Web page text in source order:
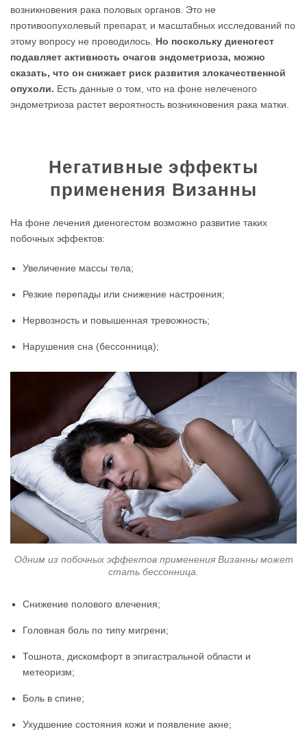
возникновения рака половых органов. Это не
противоопухолевый препарат, и масштабных исследований по
этому вопросу не проводилось. Но поскольку диеногест
подавляет активность очагов эндометриоза, можно
сказать, что он снижает риск развития злокачественной
опухоли. Есть данные о том, что на фоне нелеченого
эндометриоза растет вероятность возникновения рака матки.
Негативные эффекты
применения Визанны
На фоне лечения диеногестом возможно развитие таких
побочных эффектов:
Увеличение массы тела;
Резкие перепады или снижение настроения;
Нервозность и повышенная тревожность;
Нарушения сна (бессонница);
Одним из побочных эффектов применения Визанны может
стать бессонница.
Снижение полового влечения;
Головная боль по типу мигрени;
Тошнота, дискомфорт в эпигастральной области и
метеоризм;
Боль в спине;
Ухудшение состояния кожи и появление акне;